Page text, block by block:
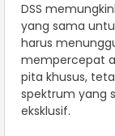
DSS
yang sama
harus
mempercepat
pita khusus,
spektrum yang
eksklusif.